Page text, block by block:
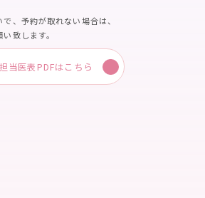
、予約が取れない場合は、
致します。
当医表PDFはこちら